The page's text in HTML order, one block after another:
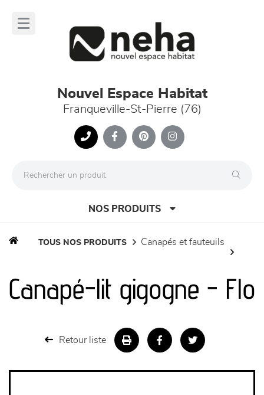
Nouvel Espace Habitat
Franqueville-St-Pierre (76)
NOS PRODUITS
séjours
meubles de complément
TOUS NOS PRODUITS canapés et fauteuils
Canapé-lit gigogne - Flo
Retour liste